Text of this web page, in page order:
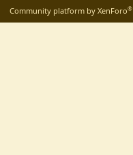
Community platform by XenForo®